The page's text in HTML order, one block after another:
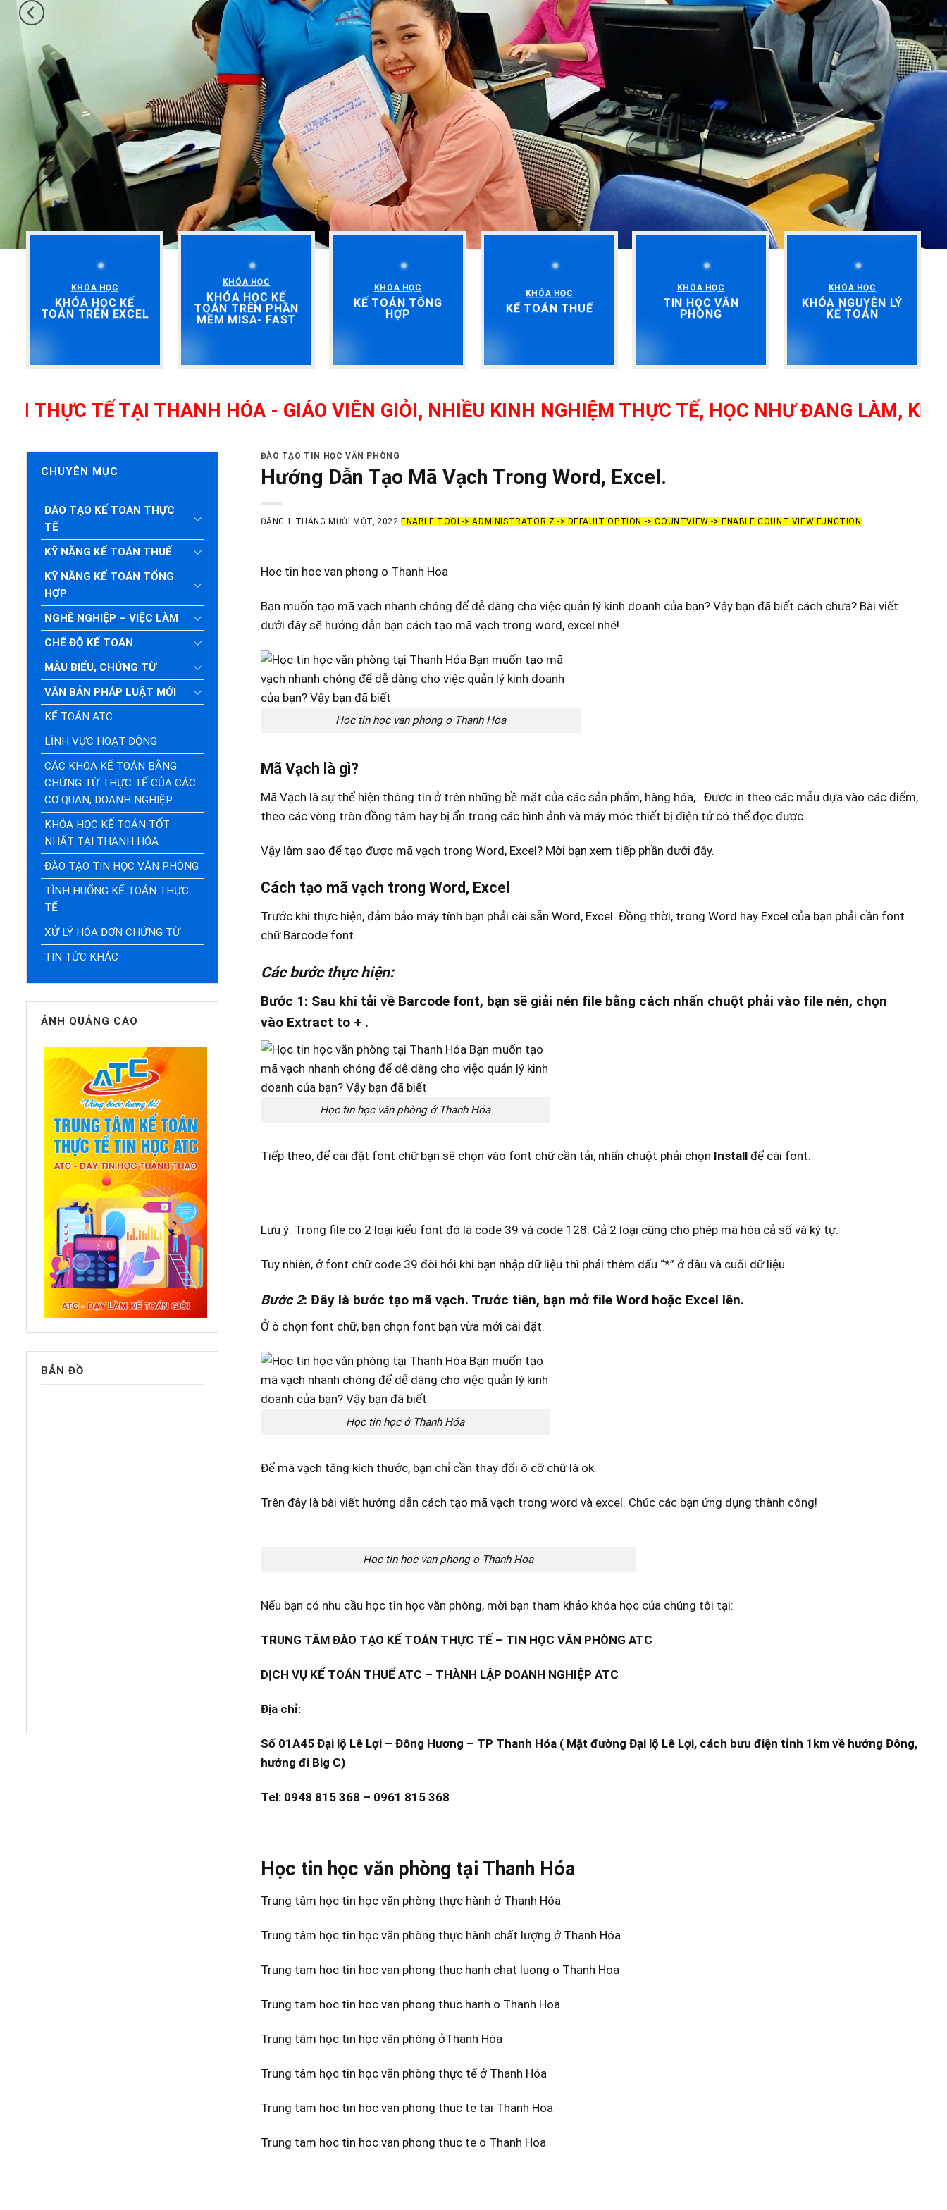
KHÓA HỌC
KHÓA HỌC KẾ
TOÁN TRÊN EXCEL
KHÓA HỌC
KHÓA HỌC KẾ
TOÁN TRÊN PHẦN
MỀM MISA- FAST
KHÓA HỌC
KẾ TOÁN TỔNG
HỢP
KHÓA HỌC
KẾ TOÁN THUẾ
KHÓA HỌC
TIN HỌC VĂN
PHÒNG
KHÓA HỌC
KHÓA NGUYÊN LÝ
KẾ TOÁN
TẠI THANH HÓA - GIÁO VIÊN GIỎI, NHIỀU KINH NGHIỆM THỰC TẾ, HỌC NHƯ ĐANG LÀM, KẾ TOÁN
CHUYÊN MỤC
ĐÀO TẠO KẾ TOÁN THỰC
TẾ
KỸ NĂNG KẾ TOÁN THUẾ
KỸ NĂNG KẾ TOÁN TỔNG
HỢP
NGHỀ NGHIỆP – VIỆC LÀM
CHẾ ĐỘ KẾ TOÁN
MẪU BIỂU, CHỨNG TỪ
VĂN BẢN PHÁP LUẬT MỚI
KẾ TOÁN ATC
LĨNH VỰC HOẠT ĐỘNG
CÁC KHÓA KẾ TOÁN BẰNG
CHỨNG TỪ THỰC TẾ CỦA CÁC
CƠ QUAN, DOANH NGHIỆP
KHÓA HỌC KẾ TOÁN TỐT
NHẤT TẠI THANH HÓA
ĐÀO TẠO TIN HỌC VĂN PHÒNG
TÌNH HUỐNG KẾ TOÁN THỰC
TẾ
XỬ LÝ HÓA ĐƠN CHỨNG TỪ
TIN TỨC KHÁC
ẢNH QUẢNG CÁO
BẢN ĐỒ
ĐÀO TẠO TIN HỌC VĂN PHÒNG
Hướng Dẫn Tạo Mã Vạch Trong Word, Excel.
ĐĂNG 1 THÁNG MƯỜI MỘT, 2022 ENABLE TOOL-> ADMINISTRATOR Z -> DEFAULT OPTION -> COUNTVIEW -> ENABLE COUNT VIEW FUNCTION
Hoc tin hoc van phong o Thanh Hoa
Bạn muốn tạo mã vạch nhanh chóng để dễ dàng cho việc quản lý kinh doanh của bạn? Vậy bạn đã biết cách chưa? Bài viết
dưới đây sẽ hướng dẫn bạn cách tạo mã vạch trong word, excel nhé!
Hoc tin hoc van phong o Thanh Hoa
Mã Vạch là gì?
Mã Vạch là sự thể hiện thông tin ở trên những bề mặt của các sản phẩm, hàng hóa,.. Được in theo các mẫu dựa vào các điểm,
theo các vòng tròn đồng tâm hay bị ẩn trong các hình ảnh và máy móc thiết bị điện tử có thể đọc được.
Vậy làm sao để tạo được mã vạch trong Word, Excel? Mời bạn xem tiếp phần dưới đây.
Cách tạo mã vạch trong Word, Excel
Trước khi thực hiện, đảm bảo máy tính bạn phải cài sẵn Word, Excel. Đồng thời, trong Word hay Excel của bạn phải cần font
chữ Barcode font.
Các bước thực hiện:
Bước 1: Sau khi tải về Barcode font, bạn sẽ giải nén file bằng cách nhấn chuột phải vào file nén, chọn
vàoExtract to + .
Học tin học văn phòng ở Thanh Hóa
Tiếp theo, để cài đặt font chữ bạn sẽ chọn vào font chữ cần tải, nhấn chuột phải chọn Install để cài font.
Lưu ý: Trong file co 2 loại kiểu font đó là code 39 và code 128. Cả 2 loại cũng cho phép mã hóa cả số và ký tự.
Tuy nhiên, ở font chữ code 39 đòi hỏi khi bạn nhập dữ liệu thì phải thêm dấu “*” ở đầu và cuối dữ liệu.
Bước 2: Đây là bước tạo mã vạch. Trước tiên, bạn mở fileWord hoặc Excel lên.
Ở ô chọn font chữ, bạn chọn font bạn vừa mới cài đặt.
Học tin học ở Thanh Hóa
Để mã vạch tăng kích thước, bạn chỉ cần thay đổi ô cỡ chữ là ok.
Trên đây là bài viết hướng dẫn cách tạo mã vạch trong word và excel. Chúc các bạn ứng dụng thành công!
Hoc tin hoc van phong o Thanh Hoa
Nếu bạn có nhu cầu học tin học văn phòng, mời bạn tham khảo khóa học của chúng tôi tại:
TRUNG TÂM ĐÀO TẠO KẾ TOÁN THỰC TẾ – TIN HỌC VĂN PHÒNG ATC
DỊCH VỤ KẾ TOÁN THUẾ ATC – THÀNH LẬP DOANH NGHIỆP ATC
Địa chỉ:
Số 01A45 Đại lộ Lê Lợi – Đông Hương – TP Thanh Hóa ( Mặt đường Đại lộ Lê Lợi, cách bưu điện tỉnh 1km về hướng Đông,
hướng đi Big C)
Tel: 0948 815 368 – 0961 815 368
Học tin học văn phòng tại Thanh Hóa
Trung tâm học tin học văn phòng thực hành ở Thanh Hóa
Trung tâm học tin học văn phòng thực hành chất lượng ở Thanh Hóa
Trung tam hoc tin hoc van phong thuc hanh chat luong o Thanh Hoa
Trung tam hoc tin hoc van phong thuc hanh o Thanh Hoa
Trung tâm học tin học văn phòng ởThanh Hóa
Trung tâm học tin học văn phòng thực tế ở Thanh Hóa
Trung tam hoc tin hoc van phong thuc te tai Thanh Hoa
Trung tam hoc tin hoc van phong thuc te o Thanh Hoa